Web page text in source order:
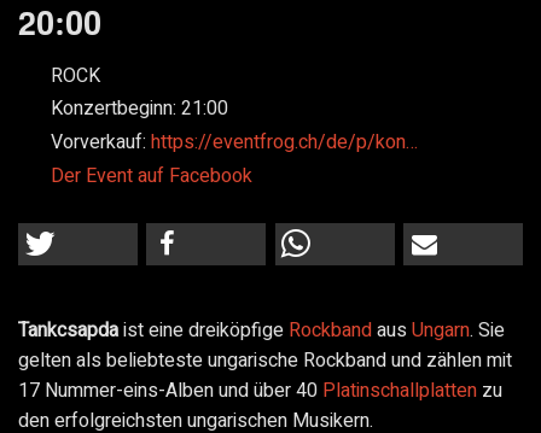
20:00
ROCK
Konzertbeginn: 21:00
Vorverkauf: https://eventfrog.ch/de/p/kon…
Der Event auf Facebook
Tankcsapdaist eine dreiköpfige Rockbandaus Ungarn. Sie
gelten als beliebteste ungarische Rockband und zählen mit
17 Nummer-eins-Alben und über 40 Platinschallplatten zu
den erfolgreichsten ungarischen Musikern.